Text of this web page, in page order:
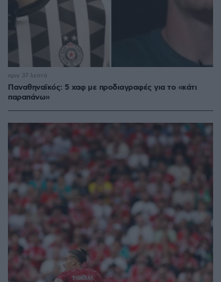
Παναθηναϊκός: 5 χαφ με προδιαγραφές για το «κάτι
παραπάνω»
πριν 37 λεπτά